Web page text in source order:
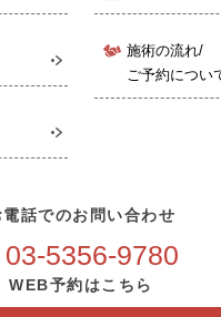
施術の流れ/
ご予約につい
電話でのお問い合わせ
03-5356-9780
WEB予約はこちら